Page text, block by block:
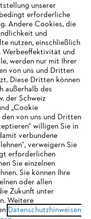
nicht unterstützen. Für
wir Ihnen, zu
unserer
erforderliche
Andere Cookies, die
und
nutzen, einschließlich
Werbeeffektivität und
werden nur mit Ihrer
von uns und Dritten
Diese Dritten können
außerhalb des
der Schweiz
„Cookie
von uns und Dritten
willigen Sie in
verbundene
verweigern Sie
erforderlichen
Sie einzelnen
Sie können Ihre
oder allen
Zukunft unter
Weitere
Datenschutzhinweisen